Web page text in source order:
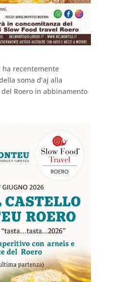
ha recentemente
soma d’aj alla
Roero in abbinamento